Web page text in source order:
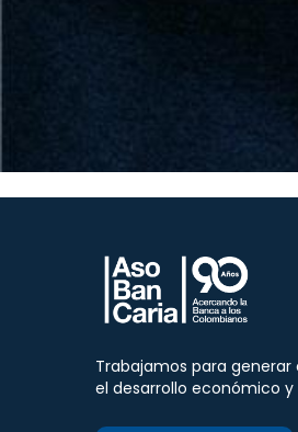
Trabajamos para
el desarrollo económico y